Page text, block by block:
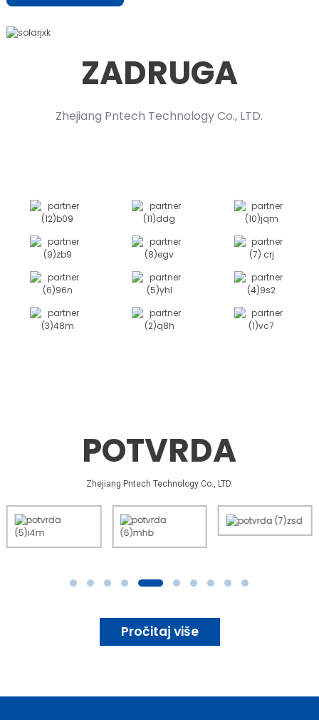
ZADRUGA
Zhejiang Pntech Technology Co., LTD.
POTVRDA
Zhejiang Pntech Technology Co., LTD.
Pročitaj više